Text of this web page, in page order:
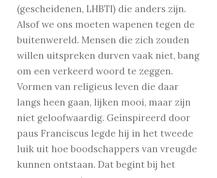
(gescheidenen, LHBTI) die anders zijn.
Alsof we ons moeten wapenen tegen de
buitenwereld. Mensen die zich zouden
willen uitspreken durven vaak niet, bang
om een verkeerd woord te zeggen.
Vormen van religieus leven die daar
langs heen gaan, lijken mooi, maar zijn
niet geloofwaardig. Geínspireerd door
paus Franciscus legde hij in het tweede
luik uit hoe boodschappers van vreugde
kunnen ontstaan. Dat begint bij het